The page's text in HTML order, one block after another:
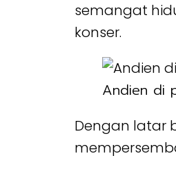
semangat
konser.
Andien di
Dengan latar